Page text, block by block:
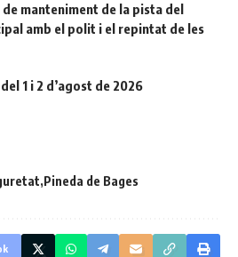
de manteniment de la pista del
amb el polit i el repintat de les
1 i 2 d’agost de 2026
Pineda de Bages